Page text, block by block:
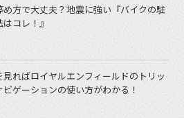
め方で大丈夫？地震に強い『バイクの駐
コレ！』
見ればロイヤルエンフィールドのトリッ
ビゲーションの使い方がわかる！